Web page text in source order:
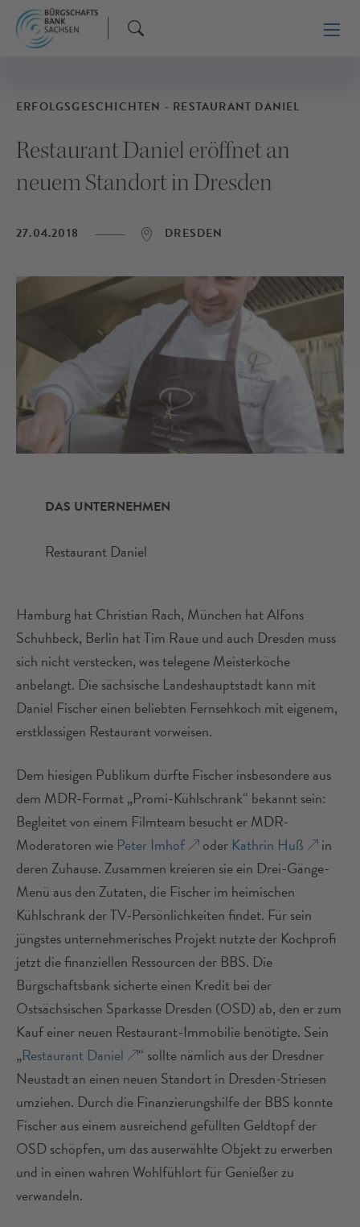
ERFOLGSGESCHICHTEN - RESTAURANT DANIEL
Restaurant Daniel eröffnet an
neuem Standort in Dresden
27.04.2018 DRESDEN
DAS UNTERNEHMEN
Restaurant Daniel
Hamburg hat Christian Rach, München hat Alfons
Schuhbeck, Berlin hat Tim Raue und auch Dresden muss
sich nicht verstecken, was telegene Meisterköche
anbelangt. Die sächsische Landeshauptstadt kann mit
Daniel Fischer einen beliebten Fernsehkoch mit eigenem,
erstklassigen Restaurant vorweisen.
Dem hiesigen Publikum dürfte Fischer insbesondere aus
dem MDR-Format „Promi-Kühlschrank“ bekannt sein:
Begleitet von einem Filmteam besucht er MDR-
Moderatoren wie Peter Imhof oder Kathrin Huß
in
deren Zuhause. Zusammen kreieren sie ein Drei-Gänge-
Menü aus den Zutaten, die Fischer im heimischen
Kühlschrank der TV-Persönlichkeiten findet. Für sein
jüngstes unternehmerisches Projekt nutzte der Kochprofi
jetzt die finanziellen Ressourcen der BBS. Die
Bürgschaftsbank sicherte einen Kredit bei der
Ostsächsischen Sparkasse Dresden (OSD) ab, den er zum
Kauf einer neuen Restaurant-Immobilie benötigte. Sein
„Restaurant Daniel
“ sollte nämlich aus der Dresdner
Neustadt an einen neuen Standort in Dresden-Striesen
umziehen. Durch die Finanzierungshilfe der BBS konnte
Fischer aus einem ausreichend gefüllten Geldtopf der
OSD schöpfen, um das auserwählte Objekt zu erwerben
und in einen wahren Wohlfühlort für Genießer zu
verwandeln.